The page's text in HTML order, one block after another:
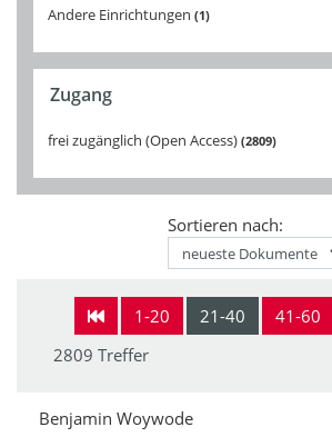
Andere Einrichtungen 1
Zugang
frei zugänglich (Open Access) 2809
Sortieren nach:
1-20 21-40 41-60
2809 Treffer
Benjamin Woywode